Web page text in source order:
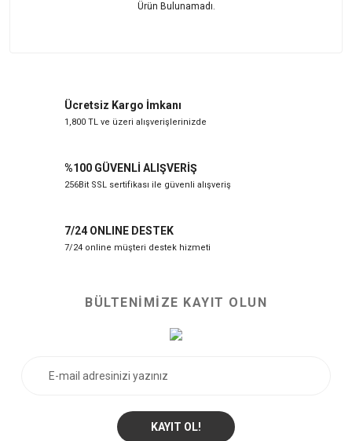
Ürün Bulunamadı.
Ücretsiz Kargo İmkanı
1,800 TL ve üzeri alışverişlerinizde
%100 GÜVENLİ ALIŞVERİŞ
256Bit SSL sertifikası ile güvenli alışveriş
7/24 ONLINE DESTEK
7/24 online müşteri destek hizmeti
BÜLTENİMİZE KAYIT OLUN
KAYIT OL!